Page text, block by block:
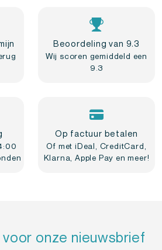
Beoordeling van 9.3
Wij scoren gemiddeld een
9.3
Op factuur betalen
Of met iDeal, CreditCard,
Klarna, Apple Pay en meer!
voor onze nieuwsbrief